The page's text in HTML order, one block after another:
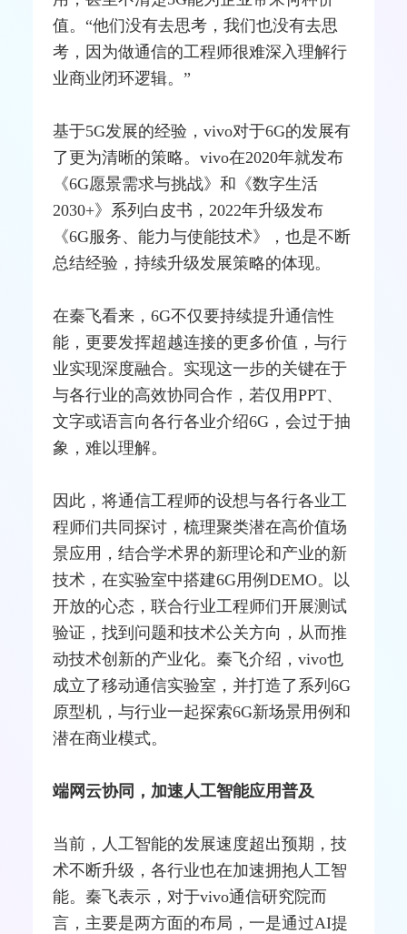
值。“他们没有去思考，我们也没有去思
考，因为做通信的工程师很难深入理解行
业商业闭环逻辑。”
基于5G发展的经验，vivo对于6G的发展有
了更为清晰的策略。vivo在2020年就发布
《6G愿景需求与挑战》和《数字生活
2030+》系列白皮书，2022年升级发布
《6G服务、能力与使能技术》，也是不断
总结经验，持续升级发展策略的体现。
在秦飞看来，6G不仅要持续提升通信性
能，更要发挥超越连接的更多价值，与行
业实现深度融合。实现这一步的关键在于
与各行业的高效协同合作，若仅用PPT、
文字或语言向各行各业介绍6G，会过于抽
象，难以理解。
因此，将通信工程师的设想与各行各业工
程师们共同探讨，梳理聚类潜在高价值场
景应用，结合学术界的新理论和产业的新
技术，在实验室中搭建6G用例DEMO。以
开放的心态，联合行业工程师们开展测试
验证，找到问题和技术公关方向，从而推
动技术创新的产业化。秦飞介绍，vivo也
成立了移动通信实验室，并打造了系列6G
原型机，与行业一起探索6G新场景用例和
潜在商业模式。
端网云协同，加速人工智能应用普及
当前，人工智能的发展速度超出预期，技
术不断升级，各行业也在加速拥抱人工智
能。秦飞表示，对于vivo通信研究院而
言，主要是两方面的布局，一是通过AI提